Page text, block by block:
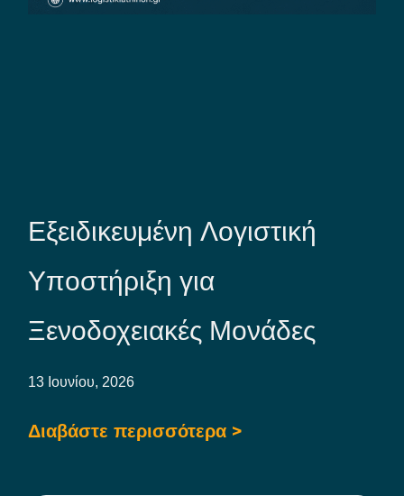
Εξειδικευμένη Λογιστική
Υποστήριξη για
Ξενοδοχειακές Μονάδες
13 Ιουνίου, 2026
Διαβάστε περισσότερα >